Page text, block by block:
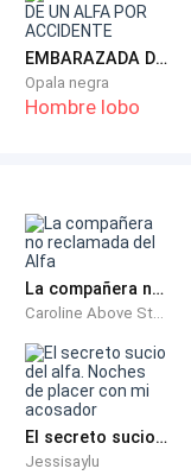
su desnudez y
en el espejo
y
mientras trataba
había ocurrido
mucho ya
quien
bebió un
y mareada,
casa.
EMBARAZADA DE UN ALFA POR ACCIDENTE
Opala negra
Hombre lobo
La compañera no reclamada del Alfa
Caroline Above Story
El secreto sucio del alfa. Noches de placer con mi acosador
Jessisaylu